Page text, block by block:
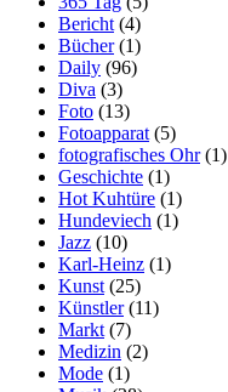
Bericht (4)
Bücher(1)
Daily (96)
Diva (3)
Foto (13)
Fotoapparat (5)
fotografisches Ohr(1)
Geschichte (1)
Hot Kuhtüre (1)
Hundeviech (1)
Jazz (10)
Karl-Heinz (1)
Kunst (25)
Künstler(11)
Markt (7)
Medizin (2)
Mode (1)